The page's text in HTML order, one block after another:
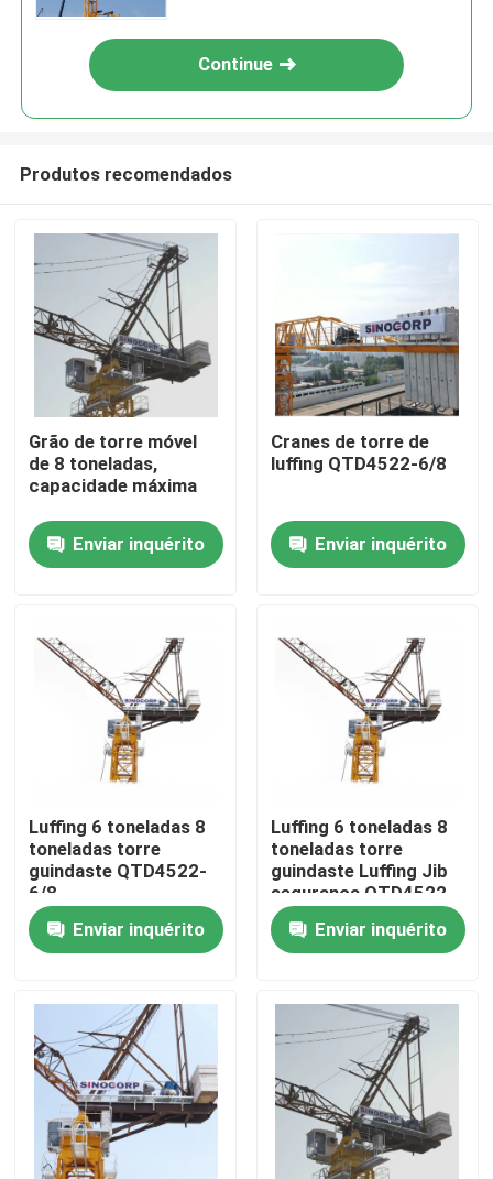
Casa
Vídeos
Quem Somos
Fábrica
Controle de Qualidade
Fale Conosco
Pedir um orçamento
Guindaste de torre superior liso
Guindaste de torre da cabeça de martelo
Continue
Produtos recomendados
Grão de torre móvel
de 8 toneladas,
capacidade máxima
Enviar inquérito
Cranes de torre de
luffing QTD4522-6/8
Enviar inquérito
Luffing 6 toneladas 8
toneladas torre
guindaste QTD4522-
6/8
Enviar inquérito
Luffing 6 toneladas 8
toneladas torre
guindaste Luffing Jib
segurança QTD4522-
6/8
Enviar inquérito